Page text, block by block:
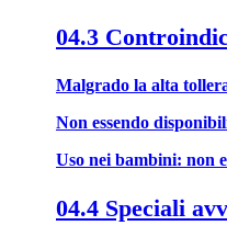
04.3
Malgrado la alta
Non essendo
Uso nei bambini: non
04.4 Speciali